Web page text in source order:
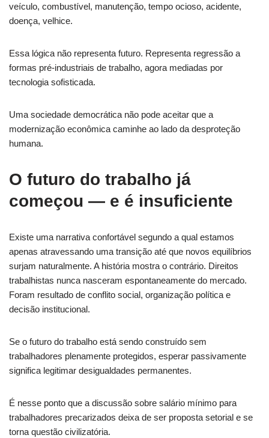
veículo, combustível, manutenção, tempo ocioso, acidente,
doença, velhice.
Essa lógica não representa futuro. Representa regressão a
formas pré-industriais de trabalho, agora mediadas por
tecnologia sofisticada.
Uma sociedade democrática não pode aceitar que a
modernização econômica caminhe ao lado da desproteção
humana.
O futuro do trabalho já
começou — e é insuficiente
Existe uma narrativa confortável segundo a qual estamos
apenas atravessando uma transição até que novos equilíbrios
surjam naturalmente. A história mostra o contrário. Direitos
trabalhistas nunca nasceram espontaneamente do mercado.
Foram resultado de conflito social, organização política e
decisão institucional.
Se o futuro do trabalho está sendo construído sem
trabalhadores plenamente protegidos, esperar passivamente
significa legitimar desigualdades permanentes.
É nesse ponto que a discussão sobre salário mínimo para
trabalhadores precarizados deixa de ser proposta setorial e se
torna questão civilizatória.